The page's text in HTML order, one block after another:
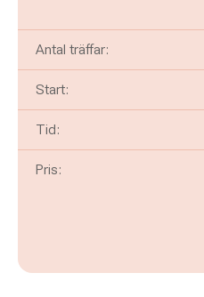
Antal träffar:
Start:
Tid:
Pris: